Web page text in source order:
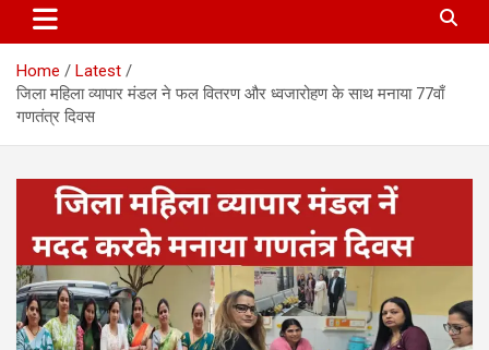
Home
Latest
जिला महिला व्यापार मंडल ने फल वितरण और ध्वजारोहण के साथ मनाया 77वाँ
गणतंत्र दिवस